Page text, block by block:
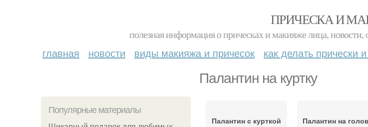
ПРИЧЕСКА И
полезная информация о прическах и макияже лица,
главная новости виды макияжа и причесок как делать прически
Палантин на куртку
Популярные материалы
Палантин с курткой Палантин на